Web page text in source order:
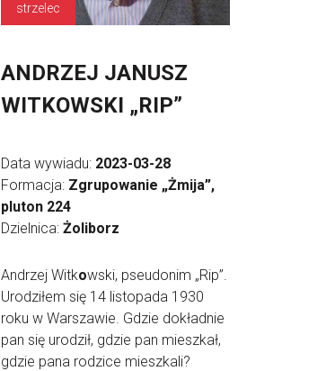
strzelec
ANDRZEJ JANUSZ
WITKOWSKI „RIP”
Data wywiadu: 2023-03-28
Formacja: Zgrupowanie „Żmija”,
pluton 224
Dzielnica: Żoliborz
Andrzej Witkowski, pseudonim „Rip”.
Urodziłem się 14 listopada 1930
roku w Warszawie. Gdzie dokładnie
pan się urodził, gdzie pan mieszkał,
gdzie pana rodzice mieszkali?